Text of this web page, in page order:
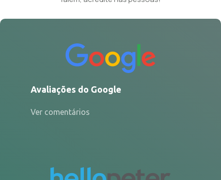
Avaliações do Google
Ver comentários